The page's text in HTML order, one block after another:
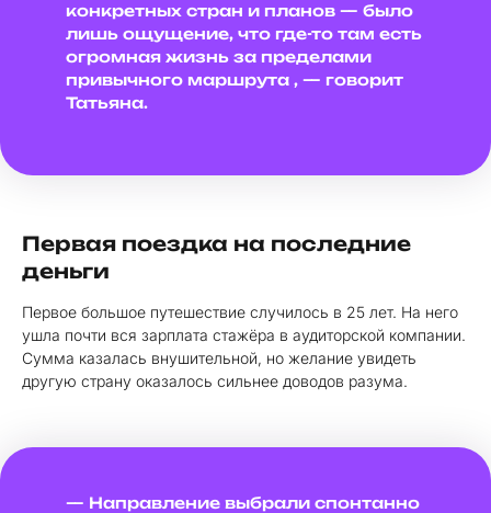
конкретных стран и планов — было
лишь ощущение, что где-то там есть
огромная жизнь за пределами
привычного маршрута , — говорит
Татьяна.
Первая поездка на последние
деньги
Первое большое путешествие случилось в 25 лет. На него
ушла почти вся зарплата стажёра в аудиторской компании.
Сумма казалась внушительной, но желание увидеть
другую страну оказалось сильнее доводов разума.
— Направление выбрали спонтанно